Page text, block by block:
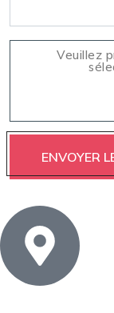
Veuillez